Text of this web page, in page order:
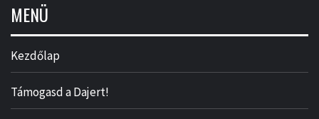
MENÜ
Kezdőlap
Támogasd a Dajert!